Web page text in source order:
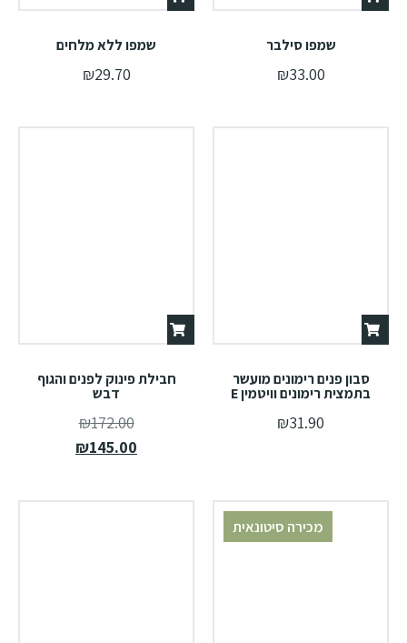
שמפו סילבר
₪33.00
שמפו ללא מלחים
₪29.70
סבון פנים רימונים מועשר
בתמצית רימונים וויטמין E
₪31.90
חבילת פינוק לפנים והגוף
דבש
₪172.00
₪145.00
מכירה סיטונאית